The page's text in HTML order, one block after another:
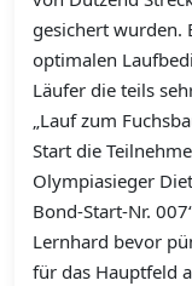
gesichert wurden.
optimalen
Läufer die teils
„Lauf zum
Start die
Olympiasieger
Bond-Start-Nr.
Lernhard bevor
für das Hauptfeld